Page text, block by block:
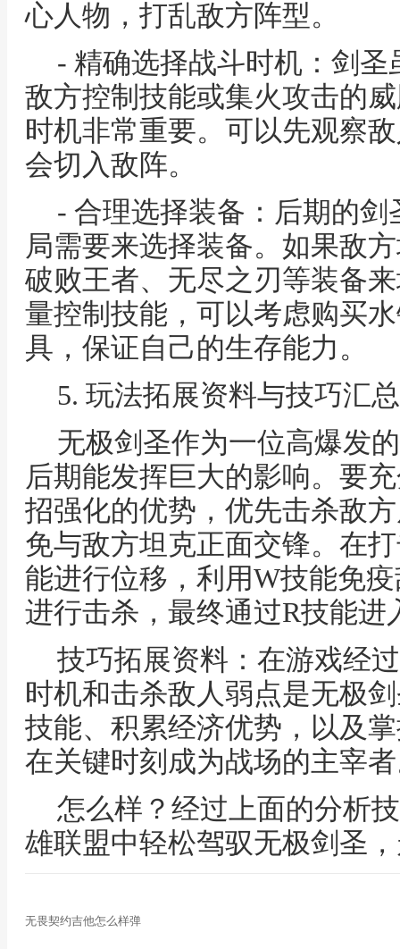
心人物，打乱敌方阵型。
- 精确选择战斗时机：剑
敌方控制技能或集火攻击的
时机非常重要。可以先观察
会切入敌阵。
- 合理选择装备：后期的
局需要来选择装备。如果敌
破败王者、无尽之刃等装备
量控制技能，可以考虑购买
具，保证自己的生存能力。
5. 玩法拓展资料与技巧汇总
无极剑圣作为一位高爆发
后期能发挥巨大的影响。要
招强化的优势，优先击杀敌
免与敌方坦克正面交锋。在
能进行位移，利用W技能免
进行击杀，最终通过R技能
技巧拓展资料：在游戏经
时机和击杀敌人弱点是无极
技能、积累经济优势，以及
在关键时刻成为战场的主宰
怎么样？经过上面的分析
雄联盟中轻松驾驭无极剑圣
无畏契约吉他怎么样弹